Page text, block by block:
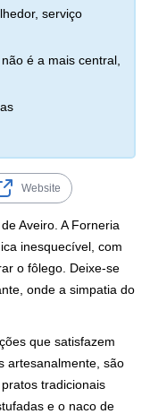
serviço
é a mais central,
Website
Aveiro. A Forneria
inesquecível, com
o fôlego. Deixe-se
onde a simpatia do
que satisfazem
artesanalmente, são
tradicionais
e o naco de